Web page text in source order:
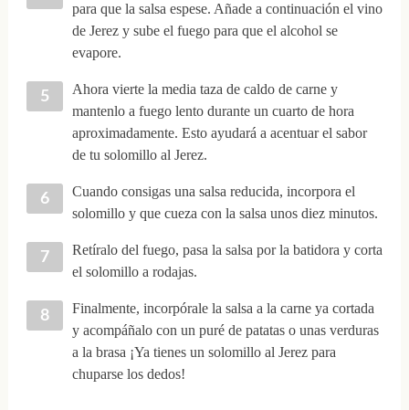
para que la salsa espese. Añade a continuación el vino
de Jerez y sube el fuego para que el alcohol se
evapore.
Ahora vierte la media taza de caldo de carne y
mantenlo a fuego lento durante un cuarto de hora
aproximadamente. Esto ayudará a acentuar el sabor
de tu solomillo al Jerez.
Cuando consigas una salsa reducida, incorpora el
solomillo y que cueza con la salsa unos diez minutos.
Retíralo del fuego, pasa la salsa por la batidora y corta
el solomillo a rodajas.
Finalmente, incorpórale la salsa a la carne ya cortada
y acompáñalo con un puré de patatas o unas verduras
a la brasa ¡Ya tienes un solomillo al Jerez para
chuparse los dedos!